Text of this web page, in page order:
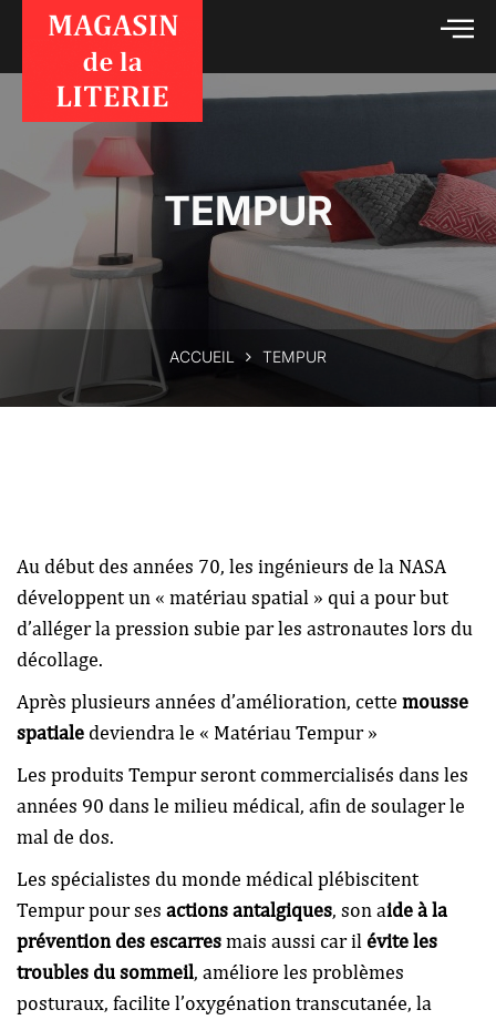
TEMPUR
ACCUEIL TEMPUR
Au début des années 70, les ingénieurs de la NASA
développent un « matériau spatial » qui a pour but
d’alléger la pression subie par les astronautes lors du
décollage.
Après plusieurs années d’amélioration, cette mousse
spatiale deviendra le « Matériau Tempur »
Les produits Tempur seront commercialisés dans les
années 90 dans le milieu médical, afin de soulager le
mal de dos.
Les spécialistes du monde médical plébiscitent
Tempur pour ses actions antalgiques, son aide à la
prévention des escarresmais aussi car il évite les
troubles du sommeil, améliore les problèmes
posturaux, facilite l’oxygénation transcutanée, la